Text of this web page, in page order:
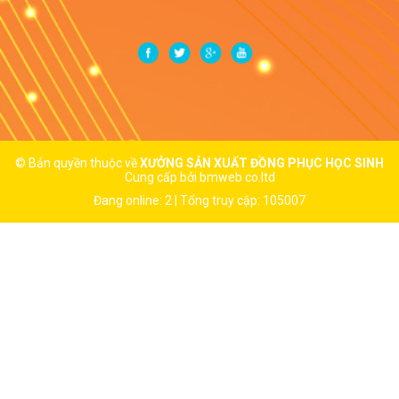
© Bản quyền thuộc vềXƯỞNG SẢN XUẤT ĐỒNG PHỤC HỌC SINH
Cung cấp bởi bmweb co.ltd
Đang online: 2 | Tổng truy cập: 105007